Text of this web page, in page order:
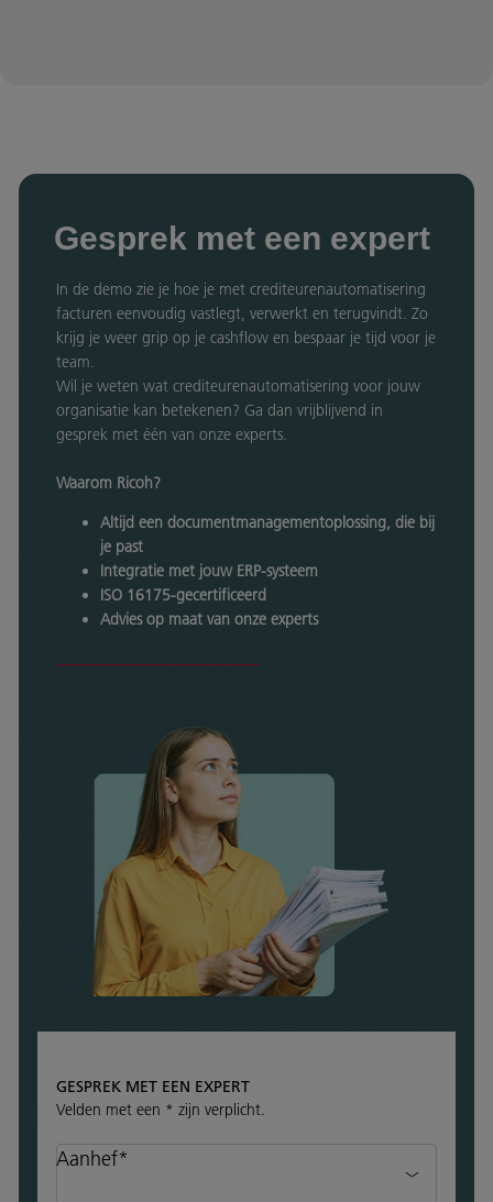
Gesprek met een expert
In de demo zie je hoe je met crediteurenautomatisering
facturen eenvoudig vastlegt, verwerkt en terugvindt. Zo
krijg je weer grip op je cashflow en bespaar je tijd voor je
team.
Wil je weten wat crediteurenautomatisering voor jouw
organisatie kan betekenen? Ga dan vrijblijvend in
gesprek met één van onze experts.
Waarom Ricoh?
Altijd een documentmanagementoplossing, die bij
je past
Integratie met jouw ERP-systeem
ISO 16175-gecertificeerd
Advies op maat van onze experts
GESPREK MET EEN EXPERT
Velden met een * zijn verplicht.
Aanhef*